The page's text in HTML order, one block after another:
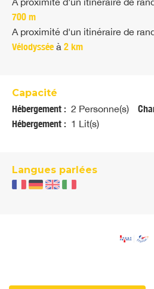
700 m
A proximité d'un itinéraire de
Vélodyssée à 2 km
Capacité
Hébergement : 2 Personne(s)
Hébergement : 1 Lit(s)
Langues parlées